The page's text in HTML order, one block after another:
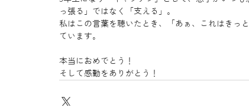
っ張る」ではなく「支える」。
私はこの言葉を聴いたとき、「あぁ、これはきっ
ています。
本当におめでとう！
そして感動をありがとう！